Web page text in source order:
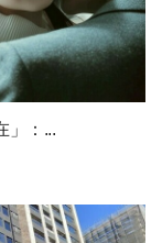
」：...